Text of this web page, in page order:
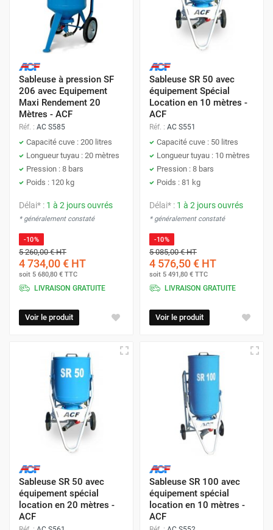
Sableuse à pression SF
206 avec Equipement
Maxi Rendement 20
Mètres - ACF
Réf. : AC S585
Capacité cuve : 200 litres
Longueur tuyau : 20 mètres
Pression : 8 bars
Poids : 120 kg
Délai* : 1 à 2 jours ouvrés
* généralement constaté
-10%
5 260,00 €HT
4 734,00 € HT
soit 5 680,80 € TTC
LIVRAISON GRATUITE
Voir le produit
Sableuse SR 50 avec
équipement Spécial
Location en 10 mètres -
ACF
Réf. : AC S551
Capacité cuve : 50 litres
Longueur tuyau : 10 mètres
Pression : 8 bars
Poids : 81 kg
Délai* : 1 à 2 jours ouvrés
* généralement constaté
-10%
5 085,00 €HT
4 576,50 € HT
soit 5 491,80 € TTC
LIVRAISON GRATUITE
Voir le produit
Sableuse SR 50 avec
équipement spécial
location en 20 mètres -
ACF
Sableuse SR 100 avec
équipement spécial
location en 10 mètres -
ACF